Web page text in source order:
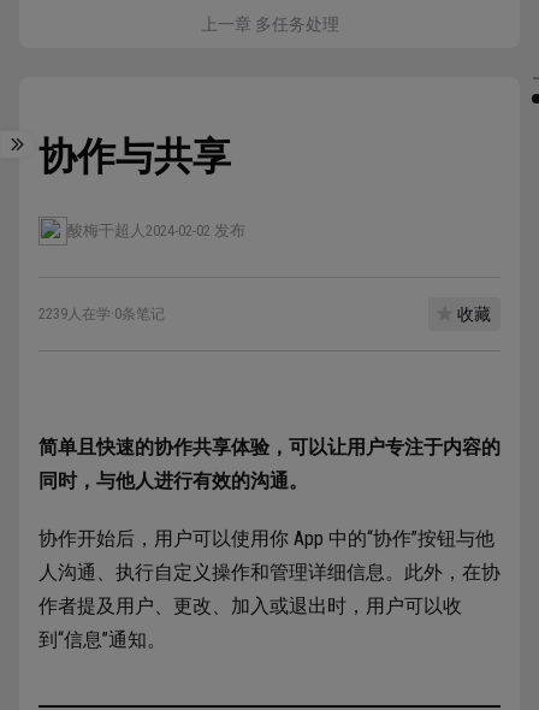
上一章 多任务处理
协作与共享
酸梅干超人 2024-02-02 发布
2239人在学·0条笔记 收藏
简单且快速的协作共享体验，可以让用户专注于内容的
同时，与他人进行有效的沟通。
协作开始后，用户可以使用你 App 中的“协作”按钮与他
人沟通、执行自定义操作和管理详细信息。此外，在协
作者提及用户、更改、加入或退出时，用户可以收
到“信息”通知。